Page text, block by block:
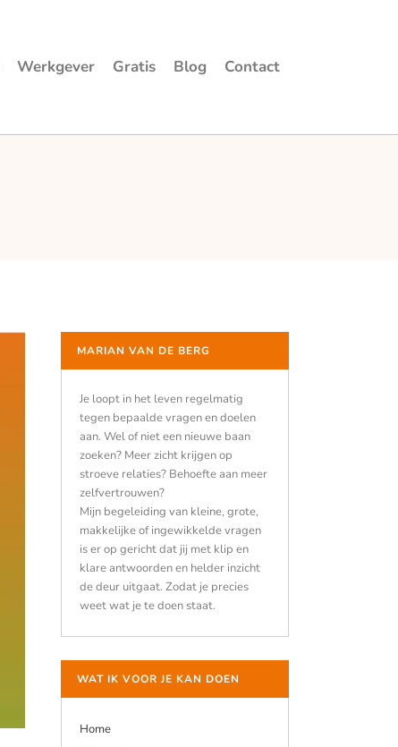
Werkgever Gratis Blog Contact
MARIAN VAN DE BERG
Je loopt in het leven regelmatig
tegen bepaalde vragen en doelen
aan. Wel of niet een nieuwe baan
zoeken? Meer zicht krijgen op
stroeve relaties? Behoefte aan meer
zelfvertrouwen?
Mijn begeleiding van kleine, grote,
makkelijke of ingewikkelde vragen
is er op gericht dat jij met klip en
klare antwoorden en helder inzicht
de deur uitgaat. Zodat je precies
weet wat je te doen staat.
WAT IK VOOR JE KAN DOEN
Home